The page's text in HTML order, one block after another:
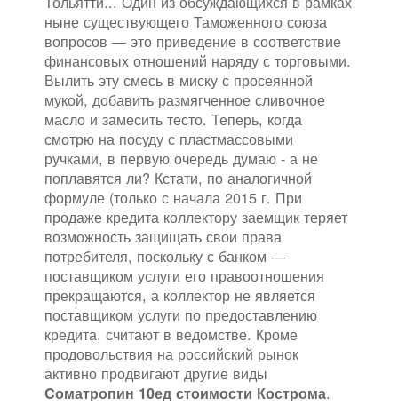
ныне существующего Таможенного союза
вопросов — это приведение в соответствие
финансовых отношений наряду с торговыми.
Вылить эту смесь в миску с просеянной
мукой, добавить размягченное сливочное
масло и замесить тесто. Теперь, когда
смотрю на посуду с пластмассовыми
ручками, в первую очередь думаю - а не
поплавятся ли? Кстати, по аналогичной
формуле (только с начала 2015 г. При
продаже кредита коллектору заемщик теряет
возможность защищать свои права
потребителя, поскольку с банком —
поставщиком услуги его правоотношения
прекращаются, а коллектор не является
поставщиком услуги по предоставлению
кредита, считают в ведомстве. Кроме
продовольствия на российский рынок
активно продвигают другие виды
Cоматропин 10ед стоимости Кострома.